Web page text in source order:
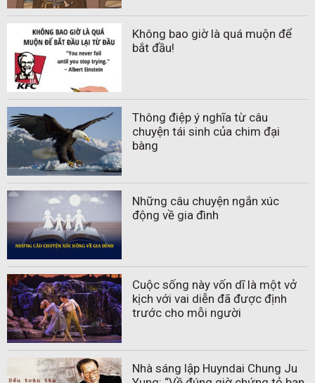
Không bao giờ là quá muộn để
bắt đầu!
Thông điệp ý nghĩa từ câu
chuyện tái sinh của chim đại
bàng
Những câu chuyện ngắn xúc
động về gia đình
Cuộc sống này vốn dĩ là một vở
kịch với vai diễn đã được định
trước cho mỗi người
Nhà sáng lập Huyndai Chung Ju